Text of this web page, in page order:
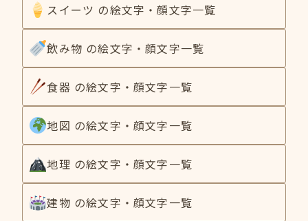
スイーツ の絵文字・顔文字一覧
飲み物 の絵文字・顔文字一覧
食器 の絵文字・顔文字一覧
地図 の絵文字・顔文字一覧
地理 の絵文字・顔文字一覧
建物 の絵文字・顔文字一覧